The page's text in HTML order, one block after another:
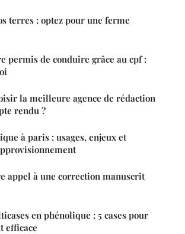
terres : optez pour une ferme
permis de conduire grâce au cpf :
la meilleure agence de rédaction
rendu ?
à paris : usages, enjeux et
appel à une correction manuscrit
en phénolique : 5 cases pour
efficace